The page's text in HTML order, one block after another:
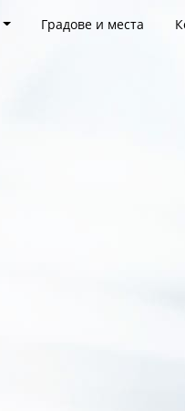
Градове и места